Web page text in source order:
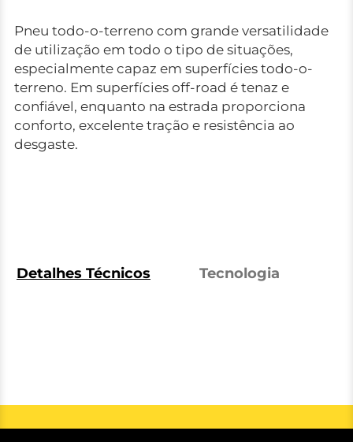
Pneu todo-o-terreno com grande versatilidade
de utilização em todo o tipo de situações,
especialmente capaz em superfícies todo-o-
terreno. Em superfícies off-road é tenaz e
confiável, enquanto na estrada proporciona
conforto, excelente tração e resistência ao
desgaste.
Detalhes Técnicos Tecnologia